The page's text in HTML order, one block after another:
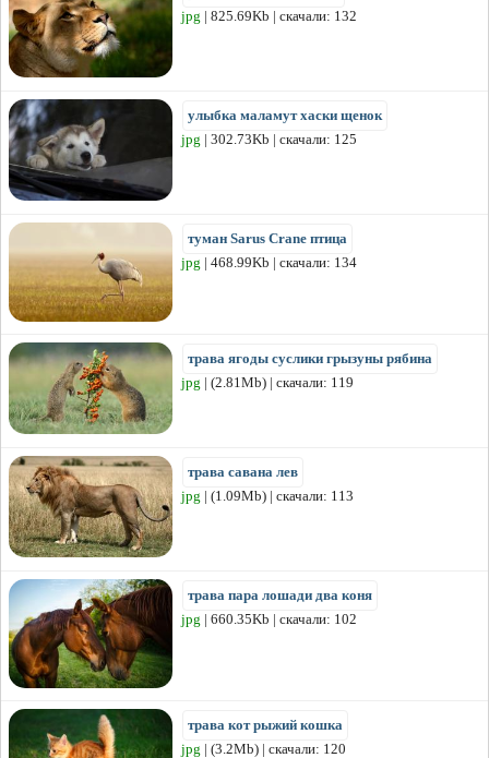
jpg | 825.69Kb | скачали: 132
улыбка маламут хаски щенок
jpg | 302.73Kb | скачали: 125
туман Sarus Crane птица
jpg | 468.99Kb | скачали: 134
трава ягоды суслики грызуны рябина
jpg | (2.81Mb) | скачали: 119
трава савана лев
jpg | (1.09Mb) | скачали: 113
трава пара лошади два коня
jpg | 660.35Kb | скачали: 102
трава кот рыжий кошка
jpg | (3.2Mb) | скачали: 120